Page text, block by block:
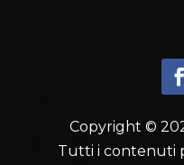
Copyright ©
Tutti i contenuti